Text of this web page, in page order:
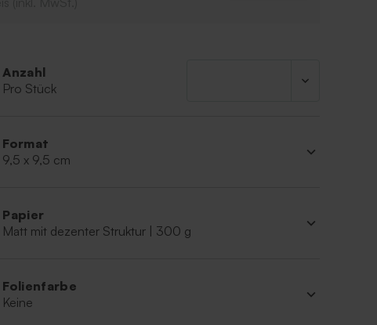
Anzahl
Pro Stück
Format
9,5 x 9,5 cm
Papier
Matt mit dezenter Struktur | 300 g
Folienfarbe
Keine